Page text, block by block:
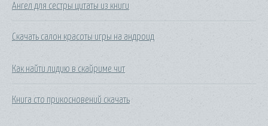
Ангел для сестры цитаты из книги
Скачать салон красоты игры на андроид
Как найти лидию в скайриме чит
Книга сто прикосновений скачать